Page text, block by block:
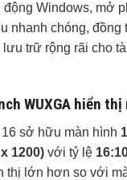
Windows, mở
nhanh chóng, đồng
trữ rộng rãi cho
WUXGA hiển
sở hữu màn hình
1200) với tỷ lệ
thị lớn hơn so với